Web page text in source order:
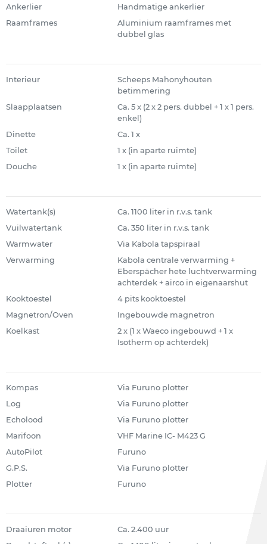
Ankerlier
Handmatige ankerlier
Raamframes
Aluminium raamframes met
dubbel glas
Interieur
Scheeps Mahonyhouten
betimmering
Slaapplaatsen
Ca. 5 x (2 x 2 pers. dubbel + 1 x 1 pers.
enkel)
Dinette
Ca. 1 x
Toilet
1 x (in aparte ruimte)
Douche
1 x (in aparte ruimte)
Watertank(s)
Ca. 1100 liter in r.v.s. tank
Vuilwatertank
Ca. 350 liter in r.v.s. tank
Warmwater
Via Kabola tapspiraal
Verwarming
Kabola centrale verwarming +
Eberspächer hete luchtverwarming
achterdek + airco in eigenaarshut
Kooktoestel
4 pits kooktoestel
Magnetron/Oven
Ingebouwde magnetron
Koelkast
2 x (1 x Waeco ingebouwd + 1 x
Isotherm op achterdek)
Kompas
Via Furuno plotter
Log
Via Furuno plotter
Echolood
Via Furuno plotter
Marifoon
VHF Marine IC- M423 G
AutoPilot
Furuno
G.P.S.
Via Furuno plotter
Plotter
Furuno
Draaiuren motor
Ca. 2.400 uur